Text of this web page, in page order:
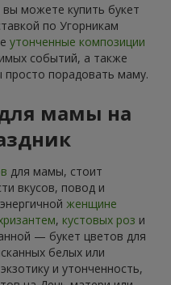
вы можете купить букет
по Угорникам
утонченные композиции
событий, а также
порадовать маму.
мамы на
для мамы, стоит
вкусов, повод и
женщине
, кустовых роз и
— букет цветов для
белых или
и утонченность,